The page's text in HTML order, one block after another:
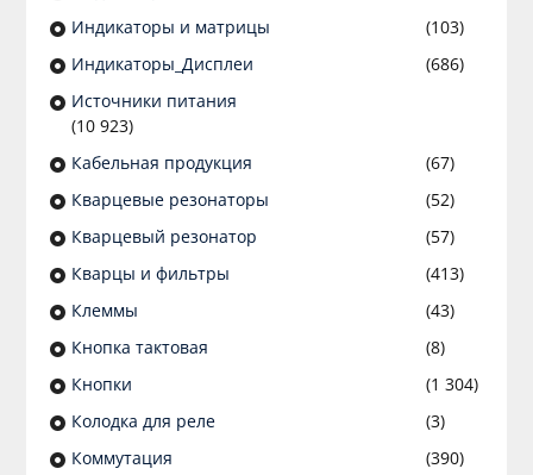
Индикаторы и матрицы
(103)
Индикаторы_Дисплеи
(686)
Источники питания
(10 923)
Кабельная продукция
(67)
Кварцевые резонаторы
(52)
Кварцевый резонатор
(57)
Кварцы и фильтры
(413)
Клеммы
(43)
Кнопка тактовая
(8)
Кнопки
(1 304)
Колодка для реле
(3)
Коммутация
(390)